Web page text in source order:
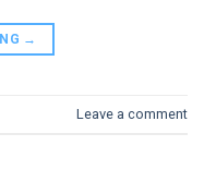
→
Leave a comment